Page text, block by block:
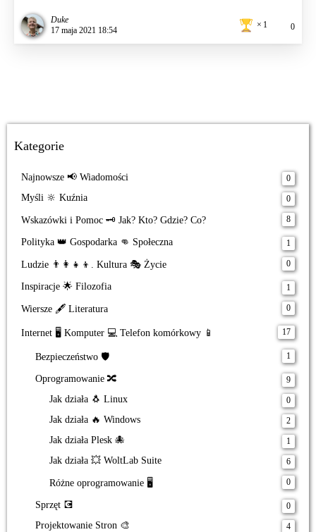
Duke
17 maja 2021 18:54
1 0
Kategorie
Najnowsze 📢 Wiadomości 0
Myśli 🔆 Kuźnia 0
Wskazówki i Pomoc 🗝️ Jak? Kto? Gdzie? Co? 8
Polityka 👑 Gospodarka 👊 Społeczna 1
Ludzie 👨‍👩‍👧‍👦. Kultura 🎭 Życie 0
Inspiracje 🌟 Filozofia 1
Wiersze 🖋️ Literatura 0
Internet 🖥️ Komputer 💻 Telefon komórkowy 📱 17
Bezpieczeństwo 🛡️ 1
Oprogramowanie 🔀 9
Jak działa 🐧 Linux 0
Jak działa 🔥 Windows 2
Jak działa Plesk 🐙 1
Jak działa 💥 WoltLab Suite 6
Różne oprogramowanie 🖥️ 0
Sprzęt 💽 0
Projektowanie Stron 🎨 4